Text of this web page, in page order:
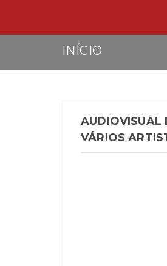
INÍCIO
AUDIOVISUAL
VÁRIOS